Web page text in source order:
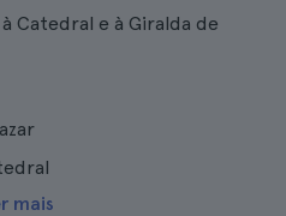
Catedral e à Giralda de
mais